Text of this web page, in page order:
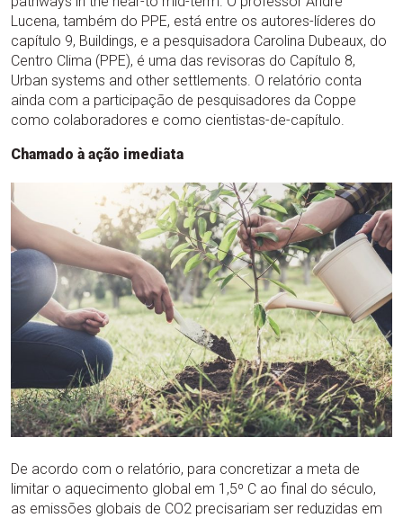
Lucena, também do PPE, está entre os autores-líderes do
capítulo 9, Buildings, e a pesquisadora Carolina Dubeaux, do
Centro Clima (PPE), é uma das revisoras do Capítulo 8,
Urban systems and other settlements. O relatório conta
ainda com a participação de pesquisadores da Coppe
como colaboradores e como cientistas-de-capítulo.
Chamado à ação imediata
De acordo com o relatório, para concretizar a meta de
limitar o aquecimento global em 1,5º C ao final do século,
as emissões globais de CO2 precisariam ser reduzidas em